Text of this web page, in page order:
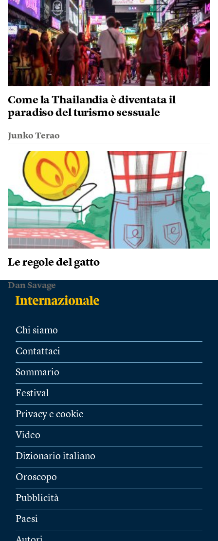
Come la Thailandia è diventata il
paradiso del turismo sessuale
Junko Terao
Le regole del gatto
Dan Savage
Chi siamo
Contattaci
Sommario
Festival
Privacy e cookie
Video
Dizionario italiano
Oroscopo
Pubblicità
Paesi